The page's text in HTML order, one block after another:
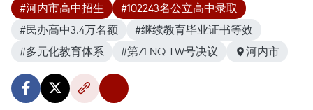
#河内市高中招生
#102243名公立高中录取
#民办高中3.4万名额
#继续教育毕业证书等效
#多元化教育体系
#第71-NQ-TW号决议 河内市